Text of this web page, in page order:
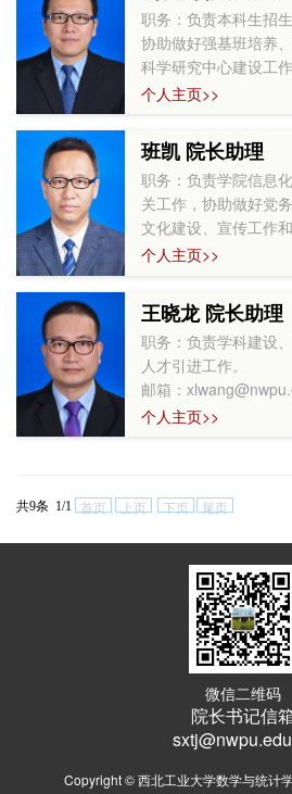
职务：负责本科生招
协助做好强基班培养
科学研究中心建设工作
邮箱：
个人主页>>
班凯 院长助理
职务：负责学院信息
关工作，协助做好党
文化建设、宣传工作和
邮箱：
个人主页>>
王晓龙 院长助理
职务：负责学科建设
人才引进工作。
邮箱：
个人主页>>
共9条 1/1 首页 上页 下页 尾页
微信二维码
院长书记信
Copyright © 西北工业大学数学与统计